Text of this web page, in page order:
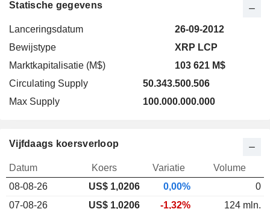
Statische gegevens
Lanceringsdatum
26-09-2012
Bewijstype
XRP LCP
Marktkapitalisatie (M$)
103 621 M$
Circulating Supply
50.343.500.506
Max Supply
100.000.000.000
Vijfdaags koersverloop
Datum Koers Variatie
Volume
08-08-26
US$ 1,0206 0,00%
0
07-08-26
US$ 1,0206 -1,32%
124 mln.